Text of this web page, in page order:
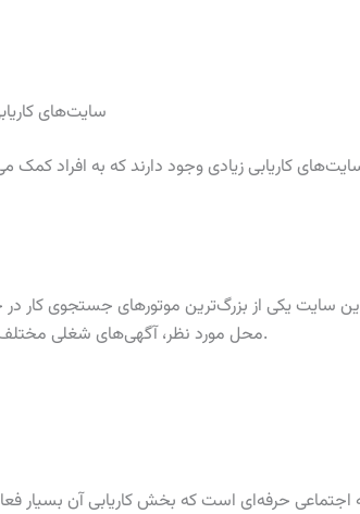
سایت‌های
سایت یکی از بزرگ‌ترین موتورهای جستجوی کار در
محل مورد نظر، آگهی‌های شغلی مختلف را مشاهده کنند و به راحتی برای آن‌ها درخواست دهند.